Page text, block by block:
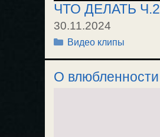
ЧТО ДЕЛАТЬ Ч.2
30.11.2024
Рубрики
Видео клипы
О влюбленности